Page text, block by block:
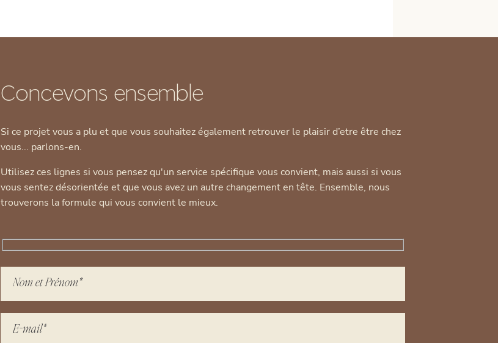
Concevons ensemble
Si ce projet vous a plu et que vous souhaitez également retrouver le plaisir d’etre être chez
vous... parlons-en.
Utilisez ces lignes si vous pensez qu'un service spécifique vous convient, mais aussi si vous
vous sentez désorientée et que vous avez un autre changement en tête. Ensemble, nous
trouverons la formule qui vous convient le mieux.